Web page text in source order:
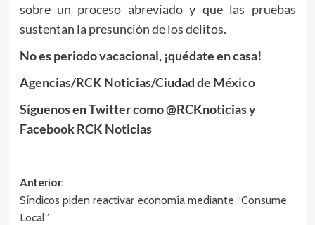
sobre un proceso abreviado y que las pruebas
sustentan la presunción de los delitos.
No es periodo vacacional, ¡quédate en casa!
Agencias/RCK Noticias/Ciudad de México
Síguenos en Twitter como @RCKnoticias y
Facebook RCK Noticias
Navegación
de
Anterior:
Síndicos piden reactivar economía mediante “Consume
Local”